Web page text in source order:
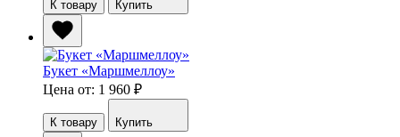
К товару Купить
Букет «Маршмеллоу»
Цена от: 1 960 ₽
К товару Купить